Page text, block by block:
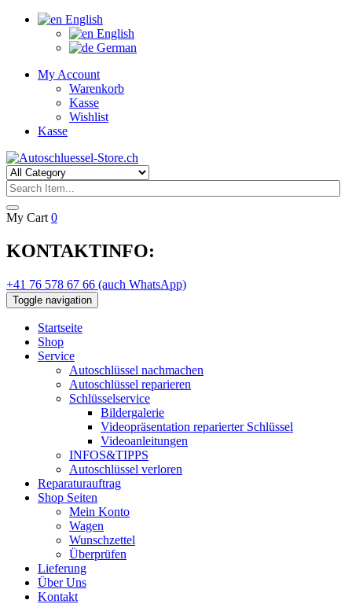
English
English
German
My Account
Warenkorb
Kasse
Wishlist
Kasse
My Cart 0
KONTAKTINFO:
+41 76 578 67 66 (auch WhatsApp)
Toggle navigation
Startseite
Shop
Service
Autoschlüssel nachmachen
Autoschlüssel reparieren
Schlüsselservice
Bildergalerie
Videopräsentation reparierter Schlüssel
Videoanleitungen
INFOS&TIPPS
Autoschlüssel verloren
Reparaturauftrag
Shop Seiten
Mein Konto
Wagen
Wunschzettel
Überprüfen
Lieferung
Über Uns
Kontakt